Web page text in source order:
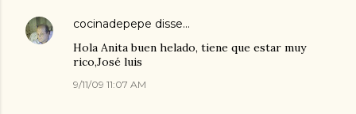
cocinadepepe disse…
Hola Anita buen helado, tiene que estar muy
rico,José luis
9/11/09 11:07 AM